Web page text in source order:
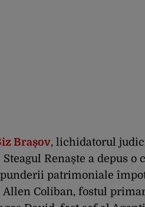
Brașov, lichidatorul
Steagul Renaște a depus
patrimoniale
Coliban, fostul